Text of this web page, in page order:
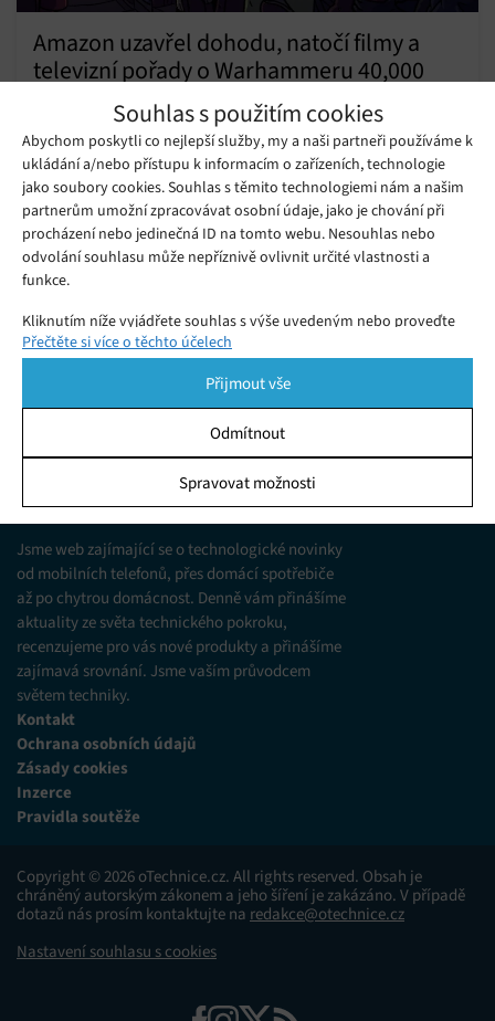
Souhlas s použitím cookies
Abychom poskytli co nejlepší služby, my a naši partneři používáme k
ukládání a/nebo přístupu k informacím o zařízeních, technologie
jako soubory cookies. Souhlas s těmito technologiemi nám a našim
partnerům umožní zpracovávat osobní údaje, jako je chování při
procházení nebo jedinečná ID na tomto webu. Nesouhlas nebo
odvolání souhlasu může nepříznivě ovlivnit určité vlastnosti a
funkce.
Kliknutím níže vyjádřete souhlas s výše uvedeným nebo proveďte
podrobnější rozhodnutí. Vaše volby budou použity pouze na tomto
pomocí přepínačů v Zásadách cookies nebo kliknutím na tlačítko
Spravovat souhlas ve spodní části obrazovky.
Ukládání a/nebo přístup k informacím v zařízení, Porozumění
publiku prostřednictvím statistik nebo kombinací údajů z
různých zdrojů.
Marketing
Ukládání a/nebo přístup k informacím v zařízení, Použití
omezených údajů k výběru reklam, Vytváření profilů pro
personalizovanou reklamu, Používání profilů k výběru
personalizované reklamy, Vytváření profilů pro
personalizovaný obsah, Používání profilů pro výběr
personalizovaného obsahu, Použití omezených údajů k výběru
obsahu.
Funkce
zařízení na základě automaticky přenášených
informací.
Zajištění bezpečnosti, předcházení a zjišťování
voleb ochrany osobních údajů.
Přečtěte si více o těchto účelech
Přijmout vše
Odmítnout
Spravovat možnosti
Amazon uzavřel dohodu, natočí filmy a
televizní pořady o Warhammeru 40,000
Zajímavou spolupráci oznámily společnosti Amazon a Games
Workshop. Potvrdily totiž, že pracují na tvorbě televizních
pořadů a filmů tematicky vycházejících z oblíbené stolní hry
Warhammer 40,000.
Games Workshop a Virtual Realms
oznámily novou mobilní hru
Warhammer: Odyssey
Čtvrtek 29. 08. 2019 Redakce
Jsme web zajímající se o technologické novinky
od mobilních telefonů, přes domácí spotřebiče
až po chytrou domácnost. Denně vám přinášíme
aktuality ze světa technického pokroku,
recenzujeme pro vás nové produkty a přinášíme
zajímavá srovnání. Jsme vaším průvodcem
světem techniky.
Kontakt
Ochrana osobních údajů
Zásady cookies
Inzerce
Pravidla soutěže
Copyright © 2026 oTechnice.cz. All rights reserved. Obsah je
chráněný autorským zákonem a jeho šíření je zakázáno. V případě
dotazů nás prosím kontaktujte na redakce@otechnice.cz
Nastavení souhlasu s cookies